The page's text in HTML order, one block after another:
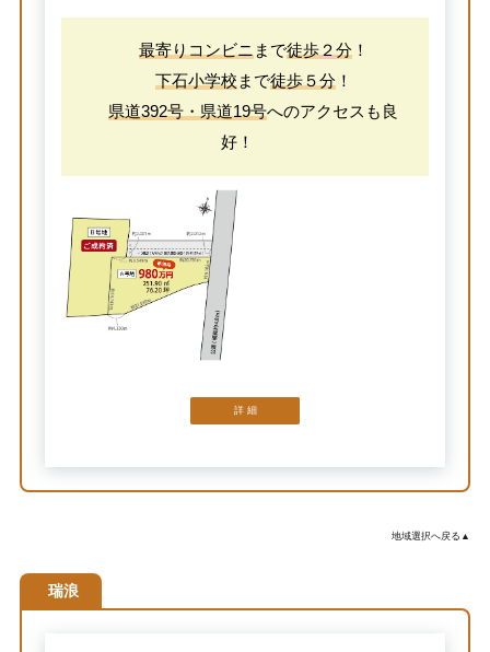
最寄りコンビニまで徒歩２分！
下石小学校まで徒歩５分！
県道392号・県道19号へのアクセスも良
好！
詳 細
地域選択へ戻る▲
瑞浪